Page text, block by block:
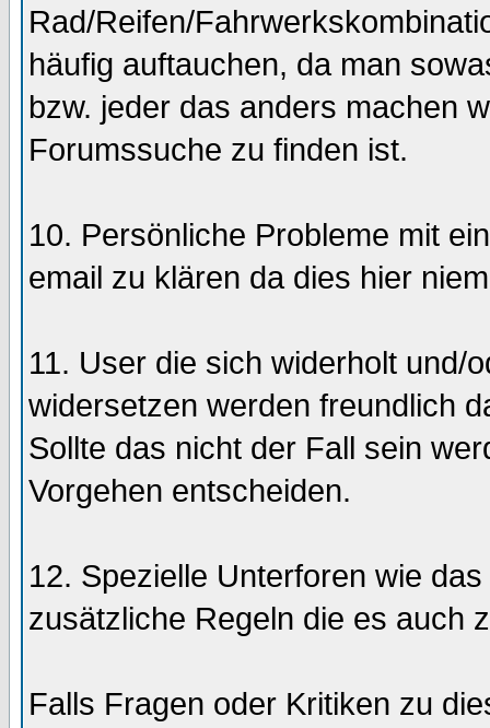
Rad/Reifen/
häufig auftauchen, da man
bzw. jeder das anders machen
Forumssuche zu finden ist.
10. Persönliche Probleme mit
email zu klären da dies hier
11. User die sich widerholt und/
widersetzen werden freundlich
Sollte das nicht der Fall sein
Vorgehen entscheiden.
12. Spezielle Unterforen wie
zusätzliche Regeln die es auch
Falls Fragen oder Kritiken zu